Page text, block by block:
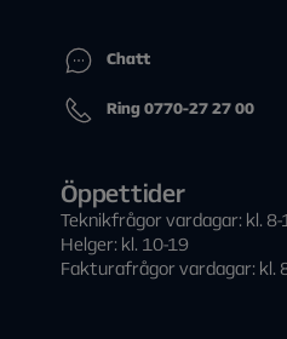
Chatt
Ring 0770-27 27 00
Öppettider
Teknikfrågor vardagar: kl. 8-
Helger: kl. 10-19
Fakturafrågor vardagar: kl.